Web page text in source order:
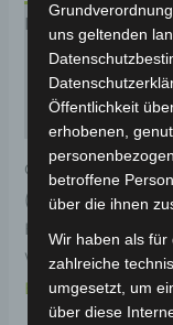
Beschreibung
Produktsicherheit
Rezensionen (0)
Original-
(Modell: BP150,
Hinterachse
Weitere
E-Lastendreirad
uns geltenden
Öffentlichkeit
erhobenen,
betroffene
über die ihnen
Wir haben als für
zahlreiche
umgesetzt, um
über diese